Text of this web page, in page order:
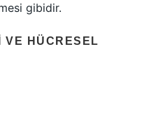
gibidir.
VE HÜCRESEL